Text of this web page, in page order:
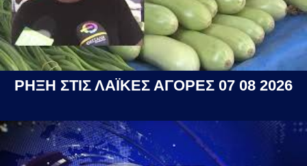
ΡΗΞΗ ΣΤΙΣ ΛΑΪΚΕΣ ΑΓΟΡΕΣ 07 08 2026